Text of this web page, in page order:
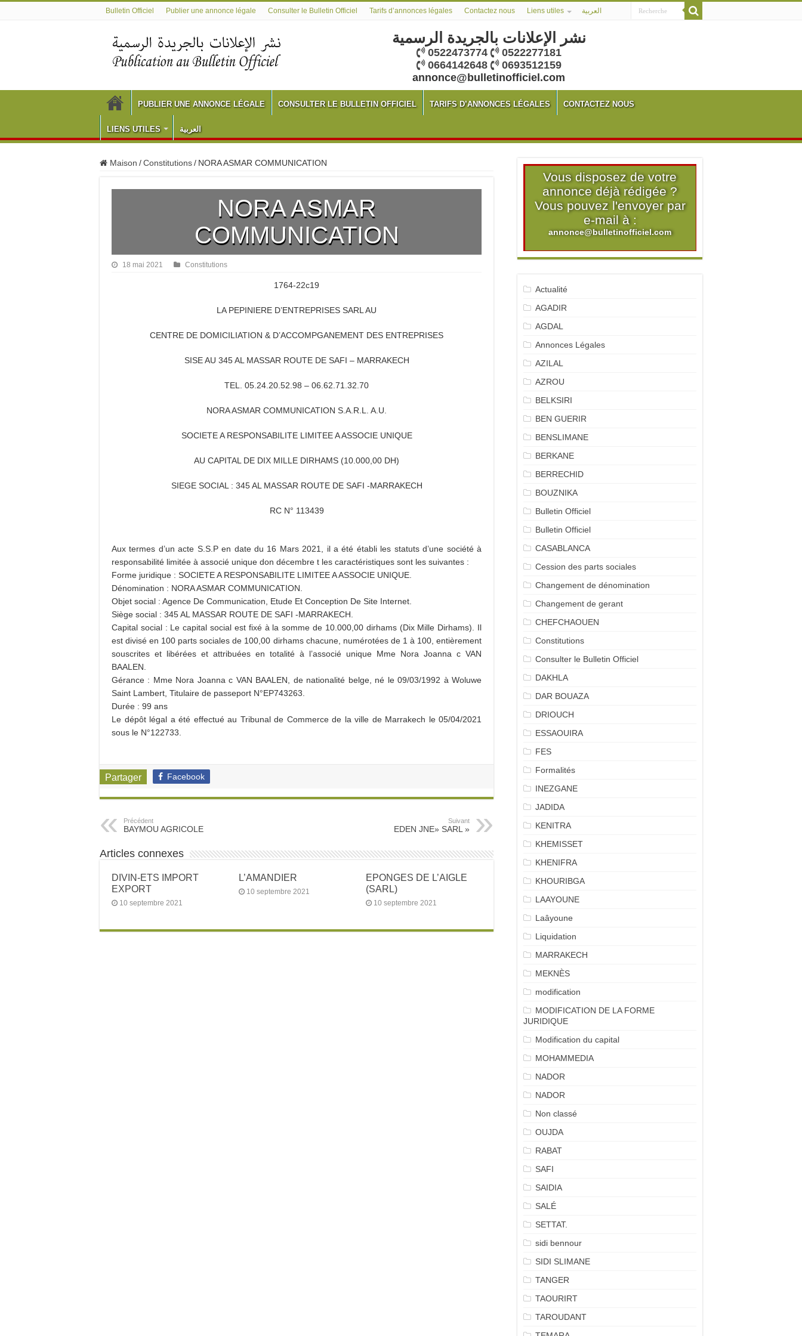
Bulletin Officiel Publier une annonce légale Consulter le Bulletin Officiel Tarifs d’annonces légales Contactez nous Liens utiles العربية
نشر الإعلانات بالجريدة الرسمية
0522473774
0522277181
0664142648
0693512159
annonce@bulletinofficiel.com
PUBLIER UNE ANNONCE LÉGALE CONSULTER LE BULLETIN OFFICIEL TARIFS D’ANNONCES LÉGALES CONTACTEZ NOUS
LIENS UTILES العربية
Maison /Constitutions/ NORA ASMAR COMMUNICATION
NORA ASMAR
COMMUNICATION
18 mai 2021 Constitutions
1764-22c19
LA PEPINIERE D’ENTREPRISES SARL AU
CENTRE DE DOMICILIATION & D’ACCOMPGANEMENT DES ENTREPRISES
SISE AU 345 AL MASSAR ROUTE DE SAFI – MARRAKECH
TEL. 05.24.20.52.98 – 06.62.71.32.70
NORA ASMAR COMMUNICATION S.A.R.L. A.U.
SOCIETE A RESPONSABILITE LIMITEE A ASSOCIE UNIQUE
AU CAPITAL DE DIX MILLE DIRHAMS (10.000,00 DH)
SIEGE SOCIAL : 345 AL MASSAR ROUTE DE SAFI -MARRAKECH
RC N° 113439
Aux termes d’un acte S.S.P en date du 16 Mars 2021, il a été établi les statuts d’une société à
responsabilité limitée à associé unique don décembre t les caractéristiques sont les suivantes :
Forme juridique : SOCIETE A RESPONSABILITE LIMITEE A ASSOCIE UNIQUE.
Dénomination : NORA ASMAR COMMUNICATION.
Objet social : Agence De Communication, Etude Et Conception De Site Internet.
Siège social : 345 AL MASSAR ROUTE DE SAFI -MARRAKECH.
Capital social : Le capital social est fixé à la somme de 10.000,00 dirhams (Dix Mille Dirhams). Il
est divisé en 100 parts sociales de 100,00 dirhams chacune, numérotées de 1 à 100, entièrement
souscrites et libérées et attribuées en totalité à l’associé unique Mme Nora Joanna c VAN
BAALEN.
Gérance : Mme Nora Joanna c VAN BAALEN, de nationalité belge, né le 09/03/1992 à Woluwe
Saint Lambert, Titulaire de passeport N°EP743263.
Durée : 99 ans
Le dépôt légal a été effectué au Tribunal de Commerce de la ville de Marrakech le 05/04/2021
sous le N°122733.
Partager Facebook
Précédent
BAYMOU AGRICOLE
Suivant
EDEN JNE» SARL »
Articles connexes
DIVIN-ETS IMPORT
EXPORT
10 septembre 2021
L’AMANDIER
10 septembre 2021
EPONGES DE L’AIGLE
(SARL)
10 septembre 2021
Vous disposez de votre
annonce déjà rédigée ?
Vous pouvez l'envoyer par
e-mail à :
annonce@bulletinofficiel.com
Actualité
AGADIR
AGDAL
Annonces Légales
AZILAL
AZROU
BELKSIRI
BEN GUERIR
BENSLIMANE
BERKANE
BERRECHID
BOUZNIKA
Bulletin Officiel
Bulletin Officiel
CASABLANCA
Cession des parts sociales
Changement de dénomination
Changement de gerant
CHEFCHAOUEN
Constitutions
Consulter le Bulletin Officiel
DAKHLA
DAR BOUAZA
DRIOUCH
ESSAOUIRA
FES
Formalités
INEZGANE
JADIDA
KENITRA
KHEMISSET
KHENIFRA
KHOURIBGA
LAAYOUNE
Laâyoune
Liquidation
MARRAKECH
MEKNÈS
modification
MODIFICATION DE LA FORME
JURIDIQUE
Modification du capital
MOHAMMEDIA
NADOR
NADOR
Non classé
OUJDA
RABAT
SAFI
SAIDIA
SALÉ
SETTAT.
sidi bennour
SIDI SLIMANE
TANGER
TAOURIRT
TAROUDANT